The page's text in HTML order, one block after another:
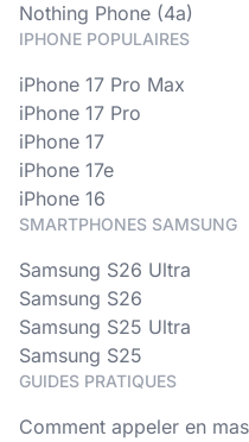
Nothing Phone (4a)
IPHONE POPULAIRES
iPhone 17 Pro Max
iPhone 17 Pro
iPhone 17
iPhone 17e
iPhone 16
SMARTPHONES SAMSUNG
Samsung S26 Ultra
Samsung S26
Samsung S25 Ultra
Samsung S25
GUIDES PRATIQUES
Comment appeler en